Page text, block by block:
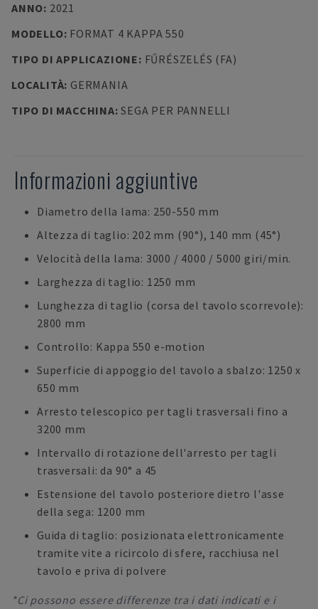
ANNO: 2021
MODELLO: FORMAT 4 KAPPA 550
TIPO DI APPLICAZIONE: FŰRÉSZELÉS (FA)
LOCALITÀ: GERMANIA
TIPO DI MACCHINA:SEGA PER PANNELLI
Informazioni aggiuntive
Diametro della lama: 250-550 mm
Altezza di taglio: 202 mm (90°), 140 mm (45°)
Velocità della lama: 3000 / 4000 / 5000 giri/min.
Larghezza di taglio: 1250 mm
Lunghezza di taglio (corsa del tavolo scorrevole):
2800 mm
Controllo: Kappa 550 e-motion
Superficie di appoggio del tavolo a sbalzo: 1250 x
650 mm
Arresto telescopico per tagli trasversali fino a
3200 mm
Intervallo di rotazione dell'arresto per tagli
trasversali: da 90° a 45
Estensione del tavolo posteriore dietro l'asse
della sega: 1200 mm
Guida di taglio: posizionata elettronicamente
tramite vite a ricircolo di sfere, racchiusa nel
tavolo e priva di polvere
*Ci possono essere differenze tra i dati indicati e i